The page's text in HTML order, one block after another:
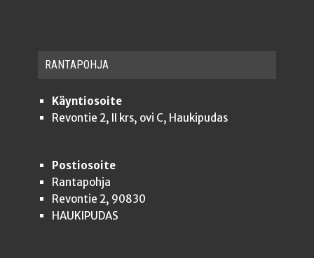
RAN­TA­POH­JA
Käyntiosoite
Revontie 2, II krs, ovi C, Haukipudas
Postiosoite
Rantapohja
Revontie 2, 90830
HAUKIPUDAS